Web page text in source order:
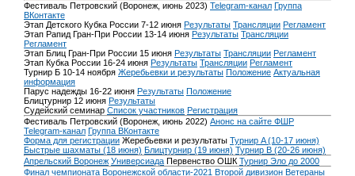
Фестиваль Петровский (Воронеж, июнь 2023) Telegram-канал Группа
ВКонтакте
Этап Детского Кубка России 7-12 июня Результаты Трансляции Регламент
Этап Рапид Гран-При России 13-14 июня Результаты Трансляции
Регламент
Этап Блиц Гран-При России 15 июня Результаты Трансляции Регламент
Этап Кубка России 16-24 июня Результаты Трансляции Регламент
Турнир Б 10-14 ноября Жеребьевки и результаты Положение Актуальная
информация
Парус надежды 16-22 июня Результаты Положение
Блицтурнир 12 июня Результаты
Судейский семинар Список участников Регистрация
Фестиваль Петровский (Воронеж, июнь 2022) Анонс на сайте ФШР
Telegram-канал Группа ВКонтакте
Форма для регистрации Жеребьевки и результаты Турнир A (10-17 июня)
Быстрые шахматы (18 июня) Блицтурнир (19 июня) Турнир B (20-26 июня)
Апрельский Воронеж Универсиада Первенство ОШК Турнир Эло до 2000
Финал чемпионата Воронежской области-2021 Второй дивизион Ветераны